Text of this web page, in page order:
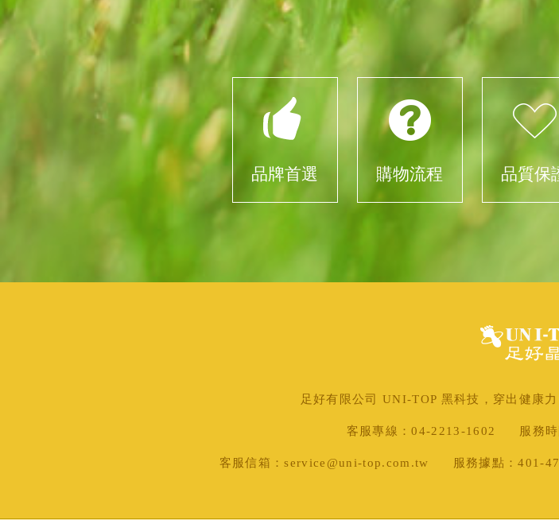
品牌首選 購物流程 品質保
足好有限公司 UNI-TOP 黑科技，穿出健
客服專線：04-2213-1602 服務
客服信箱：service@uni-top.com.tw 服務據點：401-